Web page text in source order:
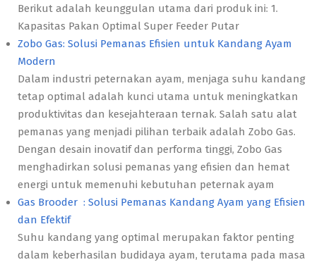
Berikut adalah keunggulan utama dari produk ini: 1.
Kapasitas Pakan Optimal Super Feeder Putar
Zobo Gas: Solusi Pemanas Efisien untuk Kandang Ayam
Modern
Dalam industri peternakan ayam, menjaga suhu kandang
tetap optimal adalah kunci utama untuk meningkatkan
produktivitas dan kesejahteraan ternak. Salah satu alat
pemanas yang menjadi pilihan terbaik adalah Zobo Gas.
Dengan desain inovatif dan performa tinggi, Zobo Gas
menghadirkan solusi pemanas yang efisien dan hemat
energi untuk memenuhi kebutuhan peternak ayam
Gas Brooder : Solusi Pemanas Kandang Ayam yang Efisien
dan Efektif
Suhu kandang yang optimal merupakan faktor penting
dalam keberhasilan budidaya ayam, terutama pada masa